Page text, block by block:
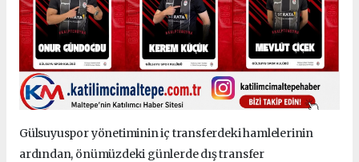
Gülsuyuspor yönetiminin iç transferdeki hamlelerinin
ardından, önümüzdeki günlerde dış transfer